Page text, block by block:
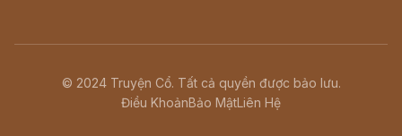
© 2024 Truyện Cổ. Tất cả quyền được bảo lưu.
Điều KhoảnBảo MậtLiên Hệ